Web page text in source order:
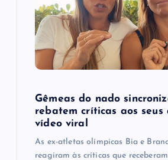
Gêmeas do nado
rebatem críticas ​a​os seus
vídeo viral
As ex-atletas olímpicas Bia e
reagiram às críticas que